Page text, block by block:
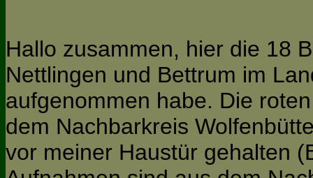
Hallo zusammen, hier die 18
Nettlingen und Bettrum im
aufgenommen habe. Die
dem Nachbarkreis
vor meiner Haustür gehalten